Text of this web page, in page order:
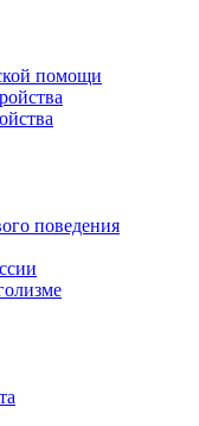
помощи
поведения